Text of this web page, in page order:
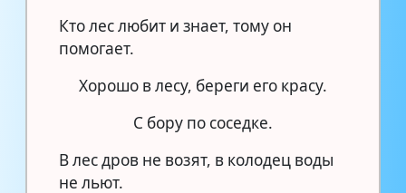
Кто лес любит и знает, тому он
помогает.
Хорошо в лесу, береги его красу.
С бору по соседке.
В лес дров не возят, в колодец воды
не льют.